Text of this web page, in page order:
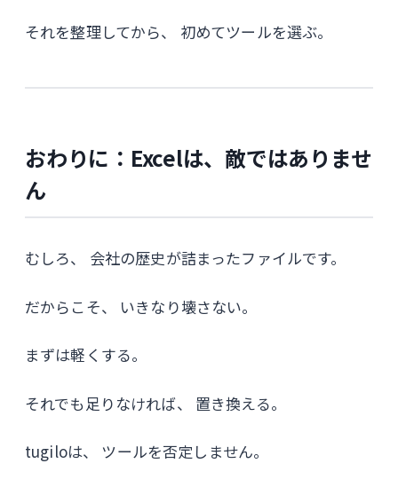
それを整理してから、 初めてツールを選ぶ。
おわりに：Excelは、敵ではありませ
ん
むしろ、 会社の歴史が詰まったファイルです。
だからこそ、 いきなり壊さない。
まずは軽くする。
それでも足りなければ、 置き換える。
tugiloは、 ツールを否定しません。